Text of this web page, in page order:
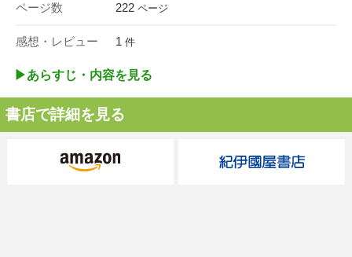
ページ数 222 ページ
感想・レビュー 1 件
▶︎あらすじ・内容を見る
書店で詳細を見る